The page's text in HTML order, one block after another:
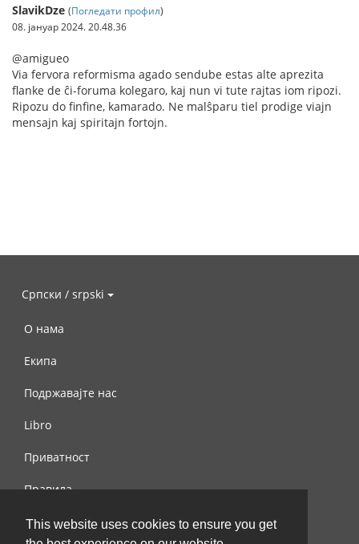
This website uses cookies to ensure you get
SlavikDze (Погледати профил)
08. јануар 2024. 20.48.36
@amigueo
Via fervora reformisma agado sendube estas alte aprezita
flanke de ĉi-foruma kolegaro, kaj nun vi tute rajtas iom ripozi.
Ripozu do finfine, kamarado. Ne malŝparu tiel prodige viajn
mensajn kaj spiritajn fortojn.
Српски / srpski
О нама
Екипа
Подржавајте нас
Libro
Приватност
Правила
Контактирајте нас